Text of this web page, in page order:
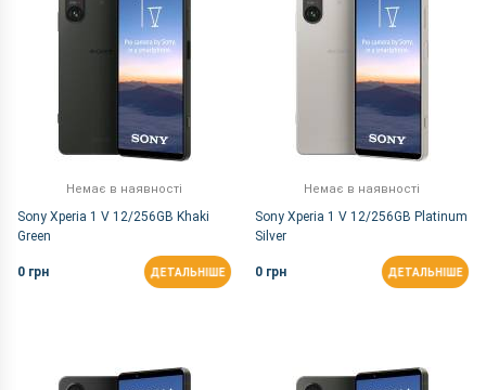
Немає в наявності
Sony Xperia 1 V 12/256GB Khaki
Green
0 грн ДЕТАЛЬНІШЕ
Немає в наявності
Sony Xperia 1 V 12/256GB Platinum
Silver
0 грн ДЕТАЛЬНІШЕ